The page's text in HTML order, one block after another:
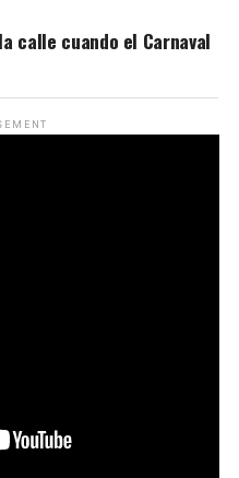
calle cuando el Carnaval